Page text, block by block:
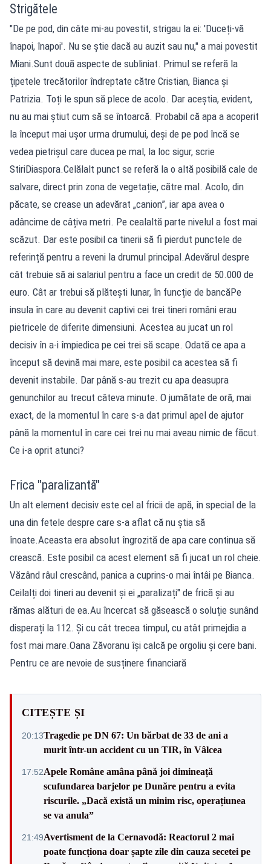
Strigătele
"De pe pod, din câte mi-au povestit, strigau la ei: 'Duceți-vă
înapoi, înapoi'. Nu se știe dacă au auzit sau nu," a mai povestit
Miani.Sunt două aspecte de subliniat. Primul se referă la
țipetele trecătorilor îndreptate către Cristian, Bianca și
Patrizia. Toți le spun să plece de acolo. Dar aceștia, evident,
nu au mai știut cum să se întoarcă. Probabil că apa a acoperit
la început mai ușor urma drumului, deși de pe pod încă se
vedea pietrișul care ducea pe mal, la loc sigur, scrie
StiriDiaspora.Celălalt punct se referă la o altă posibilă cale de
salvare, direct prin zona de vegetație, către mal. Acolo, din
păcate, se crease un adevărat „canion”, iar apa avea o
adâncime de câțiva metri. Pe cealaltă parte nivelul a fost mai
scăzut. Dar este posibil ca tinerii să fi pierdut punctele de
referință pentru a reveni la drumul principal.Adevărul despre
cât trebuie să ai salariul pentru a face un credit de 50.000 de
euro. Cât ar trebui să plătești lunar, în funcție de bancăPe
insula în care au devenit captivi cei trei tineri români erau
pietricele de diferite dimensiuni. Acestea au jucat un rol
decisiv în a-i împiedica pe cei trei să scape. Odată ce apa a
început să devină mai mare, este posibil ca acestea să fi
devenit instabile. Dar până s-au trezit cu apa deasupra
genunchilor au trecut câteva minute. O jumătate de oră, mai
exact, de la momentul în care s-a dat primul apel de ajutor
până la momentul în care cei trei nu mai aveau nimic de făcut.
Ce i-a oprit atunci?
Frica "paralizantă"
Un alt element decisiv este cel al fricii de apă, în special de la
una din fetele despre care s-a aflat că nu știa să
înoate.Aceasta era absolut îngrozită de apa care continua să
crească. Este posibil ca acest element să fi jucat un rol cheie.
Văzând râul crescând, panica a cuprins-o mai întâi pe Bianca.
Ceilalți doi tineri au devenit și ei „paralizați" de frică și au
rămas alături de ea.Au încercat să găsească o soluție sunând
disperați la 112. Și cu cât trecea timpul, cu atât primejdia a
fost mai mare.Oana Zăvoranu își calcă pe orgoliu și cere bani.
Pentru ce are nevoie de susținere financiară
CITEȘTE ȘI
20:13Tragedie pe DN 67: Un bărbat de 33 de ani a
murit într-un accident cu un TIR, în Vâlcea
17:52Apele Române amâna până joi dimineață
scufundarea barjelor pe Dunăre pentru a evita
riscurile. „Dacă există un minim risc, operațiunea
se va anula”
21:49Avertisment de la Cernavodă: Reactorul 2 mai
poate funcționa doar șapte zile din cauza secetei pe